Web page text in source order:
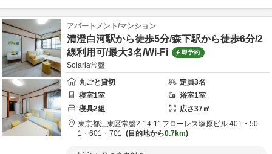
アパートメント/マンション
清澄白河駅から徒歩5分/森下駅から徒歩6分/2
線利用可/最大3名/Wi-Fi
即予約
Solaria常盤
丸ごと貸切
定員3名
寝室1室 浴室1室
寝具2組 広さ37㎡
東京都江東区常盤2-14-11フローレス塚原ビル 401・50
1・601・701
目的地から0.7km